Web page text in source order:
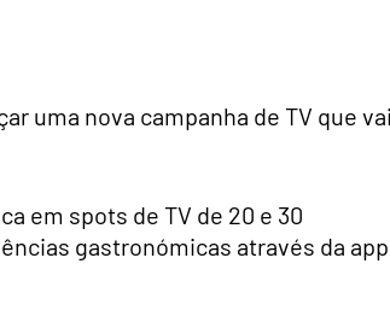
uma nova campanha de TV que vai
em spots de TV de 20 e 30
gastronómicas através da app